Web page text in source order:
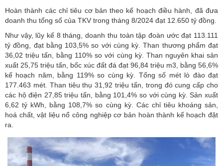
Hoàn thành các chỉ tiêu cơ bản theo kế hoạch điều hành, đã đưa
doanh thu tổng số của TKV trong tháng 8/2024 đạt 12.650 tỷ đồng.
Như vậy, lũy kế 8 tháng, doanh thu toàn tập đoàn ước đạt 113.111
tỷ đồng, đạt bằng 103,5% so với cùng kỳ. Than thương phẩm đạt
36,02 triệu tấn, bằng 110% so với cùng kỳ. Than nguyên khai sản
xuất 25,75 triệu tấn, bốc xúc đất đá đạt 96,84 triệu m3, bằng 56,6%
kế hoạch năm, bằng 119% so cùng kỳ. Tổng số mét lò đào đạt
177.463 mét. Than tiêu thụ 31,92 triệu tấn, trong đó cung cấp cho
các hộ điện 27,85 triệu tấn, bằng 101,4% so với cùng kỳ. Sản xuất
6,62 tỷ kWh, bằng 108,7% so cùng kỳ. Các chỉ tiêu khoáng sản,
hoá chất, vật liệu nổ công nghiệp cơ bản hoàn thành kế hoạch đặt
ra.